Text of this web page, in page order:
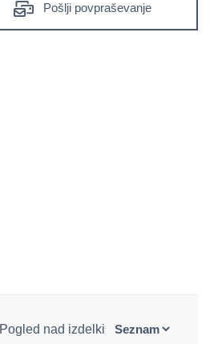
Pošlji povpraševanje
Pogled nad izdelki